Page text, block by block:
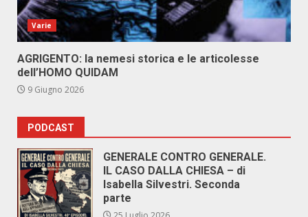
Varie
AGRIGENTO: la nemesi storica e le articolesse
dell’HOMO QUIDAM
9 Giugno 2026
PODCAST
GENERALE CONTRO GENERALE.
IL CASO DALLA CHIESA – di
Isabella Silvestri. Seconda
parte